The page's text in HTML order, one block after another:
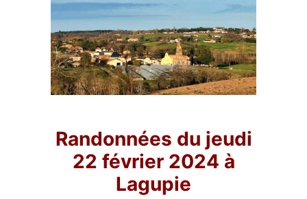
Randonnées du jeudi
22 février 2024 à
Lagupie